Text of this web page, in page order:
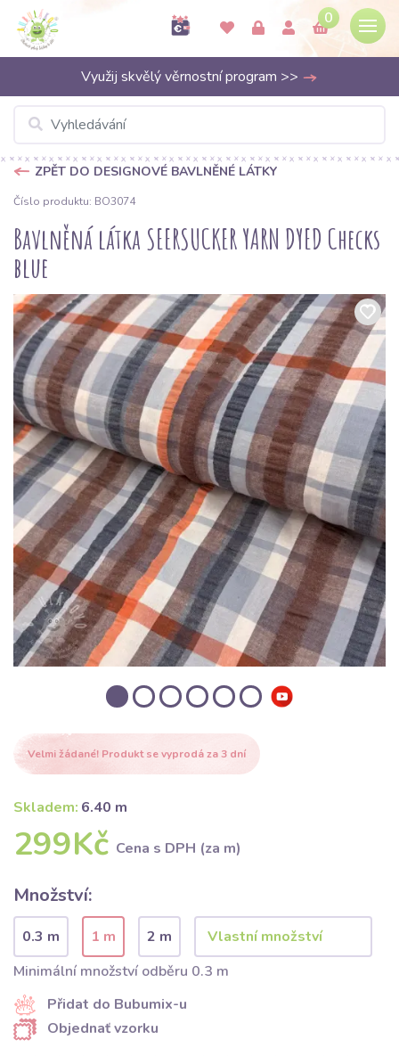
0
Využij skvělý věrnostní program >>
ZPĚT DO DESIGNOVÉ BAVLNĚNÉ LÁTKY
Číslo produktu: BO3074
Bavlněná látka SEERSUCKER YARN DYED Checks
blue
Velmi žádané! Produkt se vyprodá za 3 dní
Skladem: 6.40 m
299Kč Cena s DPH (za m)
Množství:
0.3 m 1 m
2 m
Minimální množství odběru 0.3 m
Přidat do Bubumix-u
Objednať vzorku